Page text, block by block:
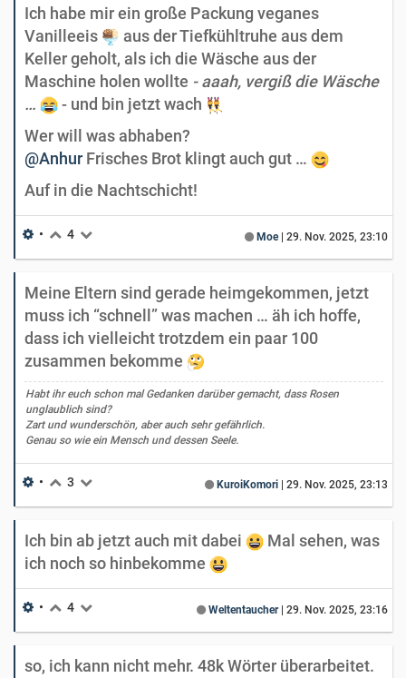
Ich habe mir ein große Packung veganes
Vanilleeis
aus der Tiefkühltruhe aus dem
Keller geholt, als ich die Wäsche aus der
Maschine holen wollte - aaah, vergiß die Wäsche
…
- und bin jetzt wach
Wer will was abhaben?
@Anhur Frisches Brot klingt auch gut …
Auf in die Nachtschicht!
Moe| 29. Nov. 2025, 23:10
• 4
Meine Eltern sind gerade heimgekommen, jetzt
muss ich “schnell” was machen … äh ich hoffe,
dass ich vielleicht trotzdem ein paar 100
zusammen bekomme
Habt ihr euch schon mal Gedanken darüber gemacht, dass Rosen
unglaublich sind?
Zart und wunderschön, aber auch sehr gefährlich.
Genau so wie ein Mensch und dessen Seele.
KuroiKomori 29. Nov. 2025, 23:13
• 3
Ich bin ab jetzt auch mit dabei
Mal sehen, was
ich noch so hinbekomme
Weltentaucher| 29. Nov. 2025, 23:16
• 4
so, ich kann nicht mehr. 48k Wörter überarbeitet.